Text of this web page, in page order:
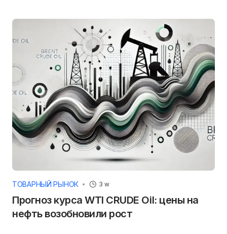
ТОВАРНЫЙ РЫНОК 3 w
Прогноз курса WTI CRUDE Oil: цены на
нефть возобновили рост